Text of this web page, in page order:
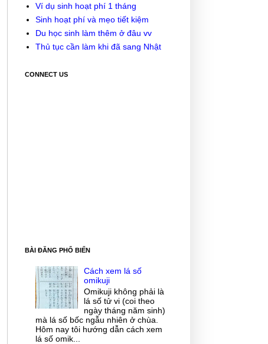
Ví dụ sinh hoạt phí 1 tháng
Sinh hoạt phí và mẹo tiết kiệm
Du học sinh làm thêm ở đâu vv
Thủ tục cần làm khi đã sang Nhật
CONNECT US
BÀI ĐĂNG PHỔ BIẾN
Cách xem lá số
omikuji
Omikuji không phải là
lá số tử vi (coi theo
ngày tháng năm sinh)
mà lá số bốc ngẫu nhiên ở chùa.
Hôm nay tôi hướng dẫn cách xem
lá số omik...